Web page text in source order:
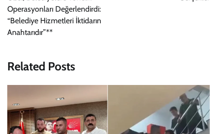
Operasyonları Değerlendirdi:
“Belediye Hizmetleri İktidarın
Anahtarıdır”**
Related Posts